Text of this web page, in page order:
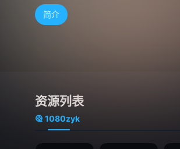
简介
资源列表
1080zyk